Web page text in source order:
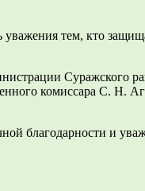
уважения тем, кто
Суражского
комиссара С. Н.
благодарности и